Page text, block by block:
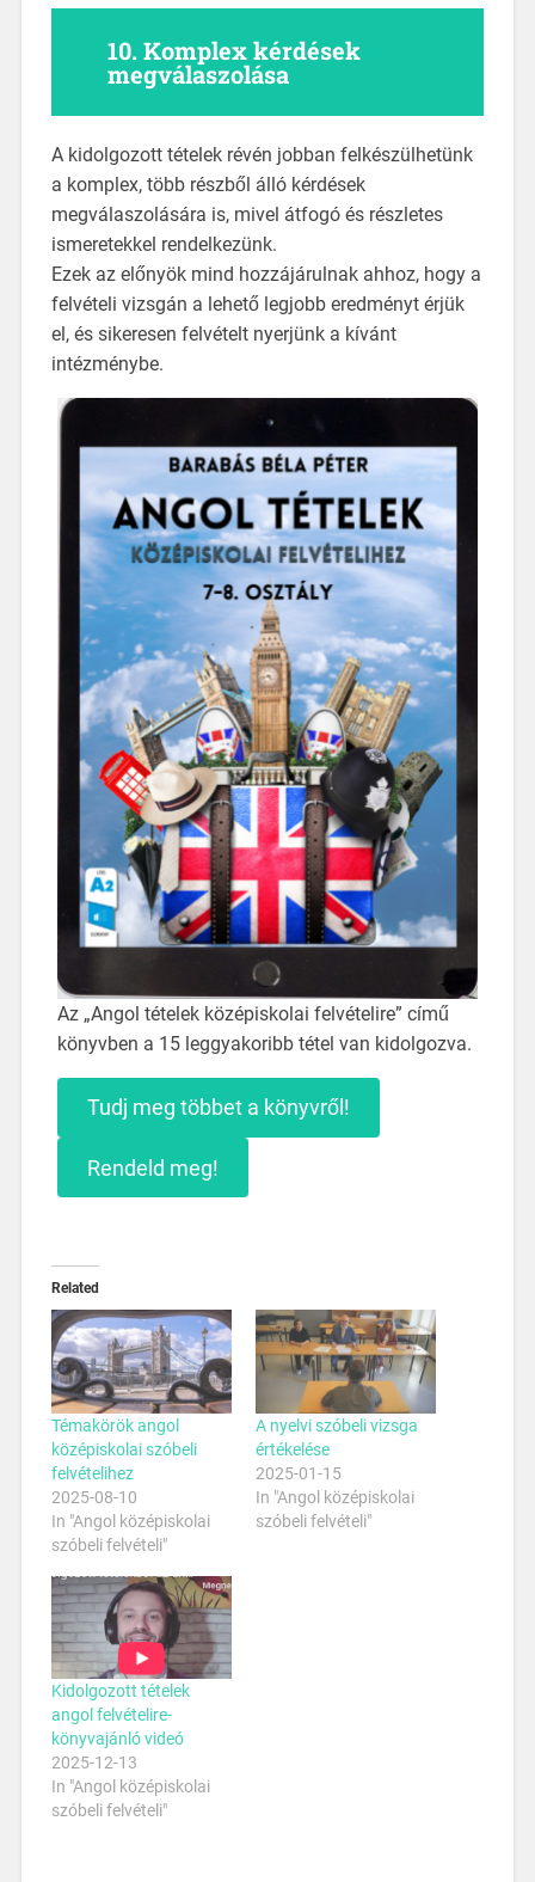
10.Komplex kérdések
megválaszolása
A kidolgozott tételek révén jobban felkészülhetünk
a komplex, több részből álló kérdések
megválaszolására is, mivel átfogó és részletes
ismeretekkel rendelkezünk.
Ezek az előnyök mind hozzájárulnak ahhoz, hogy a
felvételi vizsgán a lehető legjobb eredményt érjük
el, és sikeresen felvételt nyerjünk a kívánt
intézménybe.
Az „Angol tételek középiskolai felvételire” című
könyvben a 15 leggyakoribb tétel van kidolgozva.
Tudj meg többet a könyvről!
Rendeld meg!
Related
Témakörök angol
középiskolai szóbeli
felvételihez
2025-08-10
In "Angol középiskolai
szóbeli felvételi"
A nyelvi szóbeli vizsga
értékelése
2025-01-15
In "Angol középiskolai
szóbeli felvételi"
Kidolgozott tételek
angol felvételire-
könyvajánló videó
2025-12-13
In "Angol középiskolai
szóbeli felvételi"